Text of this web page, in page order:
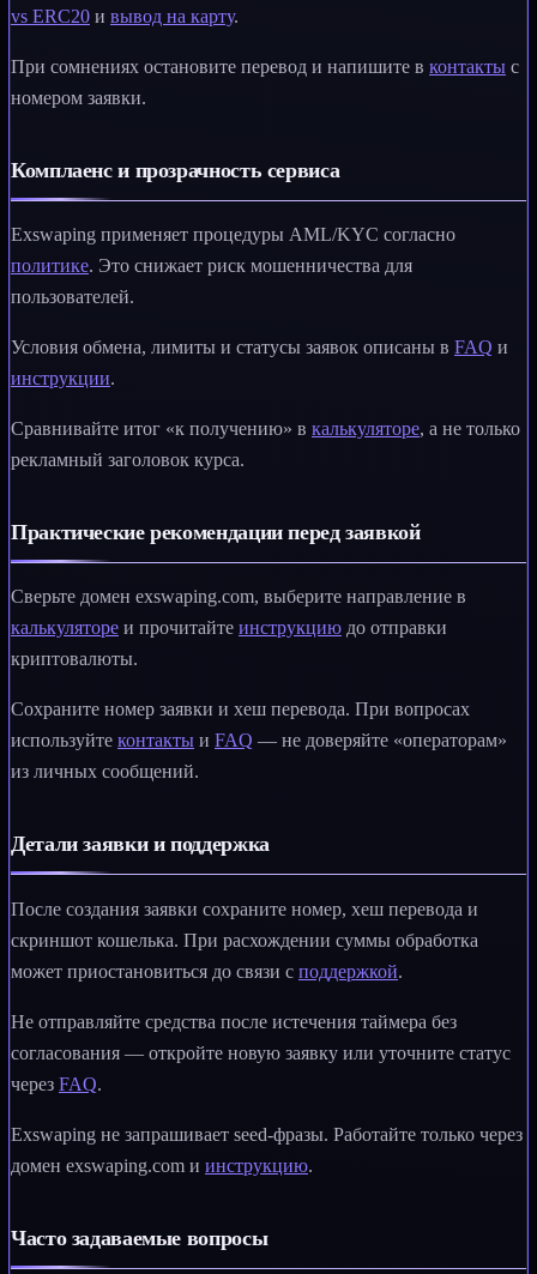
vs ERC20 и вывод на карту.
При сомнениях остановите перевод и напишите в контакты с
номером заявки.
Комплаенс и прозрачность сервиса
Exswaping применяет процедуры AML/KYC согласно
политике. Это снижает риск мошенничества для
пользователей.
Условия обмена, лимиты и статусы заявок описаны в FAQ и
инструкции.
Сравнивайте итог «к получению» в калькуляторе, а не только
рекламный заголовок курса.
Практические рекомендации перед заявкой
Сверьте домен exswaping.com, выберите направление в
калькуляторе и прочитайте инструкцию до отправки
криптовалюты.
Сохраните номер заявки и хеш перевода. При вопросах
используйте контакты и FAQ — не доверяйте «операторам»
из личных сообщений.
Детали заявки и поддержка
После создания заявки сохраните номер, хеш перевода и
скриншот кошелька. При расхождении суммы обработка
может приостановиться до связи с поддержкой.
Не отправляйте средства после истечения таймера без
согласования — откройте новую заявку или уточните статус
через FAQ.
Exswaping не запрашивает seed-фразы. Работайте только через
домен exswaping.com и инструкцию.
Часто задаваемые вопросы